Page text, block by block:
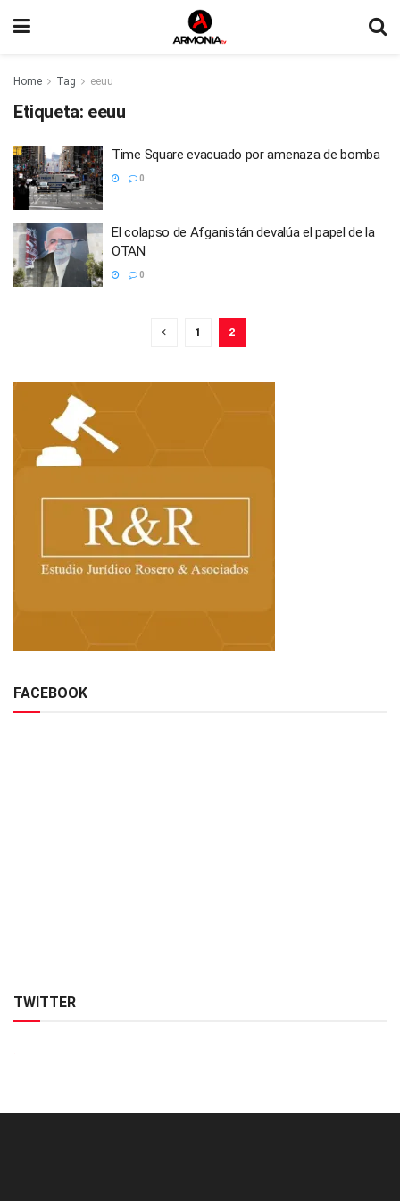
Home Tag eeuu
Etiqueta: eeuu
Time Square evacuado por amenaza de bomba
0
El colapso de Afganistán devalúa el papel de la
OTAN
0
1 2
FACEBOOK
TWITTER